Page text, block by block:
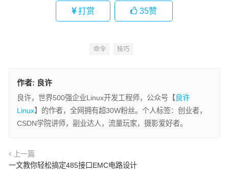
打赏 35赞
命令 技巧
作者: 良许
良许，世界500强企业Linux开发工程师，公众号【 良许
Linux】的作者，全网拥有超30W粉丝。个人标签：创业者，
CSDN学院讲师，副业达人，流量玩家，摄影爱好者。
上一篇
一文教你轻松搞定485接口EMC电路设计